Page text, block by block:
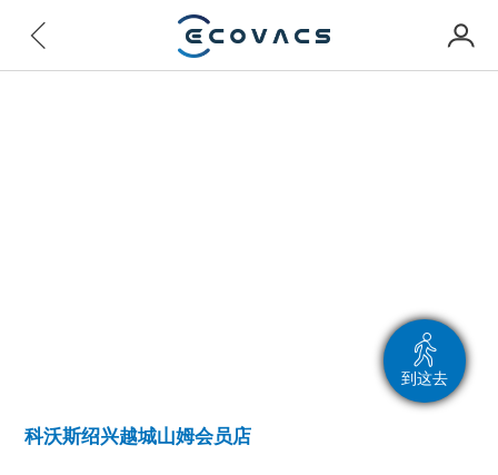
到这去
科沃斯绍兴越城山姆会员店